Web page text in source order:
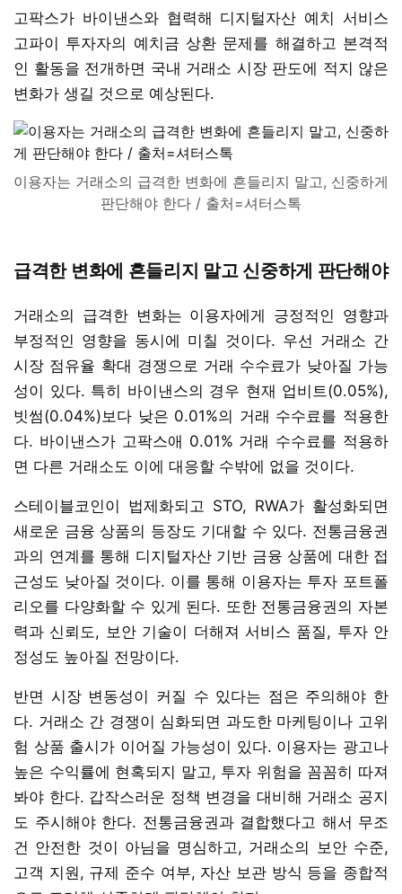
고팍스가 바이낸스와 협력해 디지털자산 예치 서비스
고파이 투자자의 예치금 상환 문제를 해결하고 본격적
인 활동을 전개하면 국내 거래소 시장 판도에 적지 않은
변화가 생길 것으로 예상된다.
이용자는 거래소의 급격한 변화에 흔들리지 말고, 신중하게
판단해야 한다 / 출처=셔터스톡
급격한 변화에 흔들리지 말고 신중하게 판단해야
거래소의 급격한 변화는 이용자에게 긍정적인 영향과
부정적인 영향을 동시에 미칠 것이다. 우선 거래소 간
시장 점유율 확대 경쟁으로 거래 수수료가 낮아질 가능
성이 있다. 특히 바이낸스의 경우 현재 업비트(0.05%),
빗썸(0.04%)보다 낮은 0.01%의 거래 수수료를 적용한
다. 바이낸스가 고팍스애 0.01% 거래 수수료를 적용하
면 다른 거래소도 이에 대응할 수밖에 없을 것이다.
스테이블코인이 법제화되고 STO, RWA가 활성화되면
새로운 금융 상품의 등장도 기대할 수 있다. 전통금융권
과의 연계를 통해 디지털자산 기반 금융 상품에 대한 접
근성도 낮아질 것이다. 이를 통해 이용자는 투자 포트폴
리오를 다양화할 수 있게 된다. 또한 전통금융권의 자본
력과 신뢰도, 보안 기술이 더해져 서비스 품질, 투자 안
정성도 높아질 전망이다.
반면 시장 변동성이 커질 수 있다는 점은 주의해야 한
다. 거래소 간 경쟁이 심화되면 과도한 마케팅이나 고위
험 상품 출시가 이어질 가능성이 있다. 이용자는 광고나
높은 수익률에 현혹되지 말고, 투자 위험을 꼼꼼히 따져
봐야 한다. 갑작스러운 정책 변경을 대비해 거래소 공지
도 주시해야 한다. 전통금융권과 결합했다고 해서 무조
건 안전한 것이 아님을 명심하고, 거래소의 보안 수준,
고객 지원, 규제 준수 여부, 자산 보관 방식 등을 종합적